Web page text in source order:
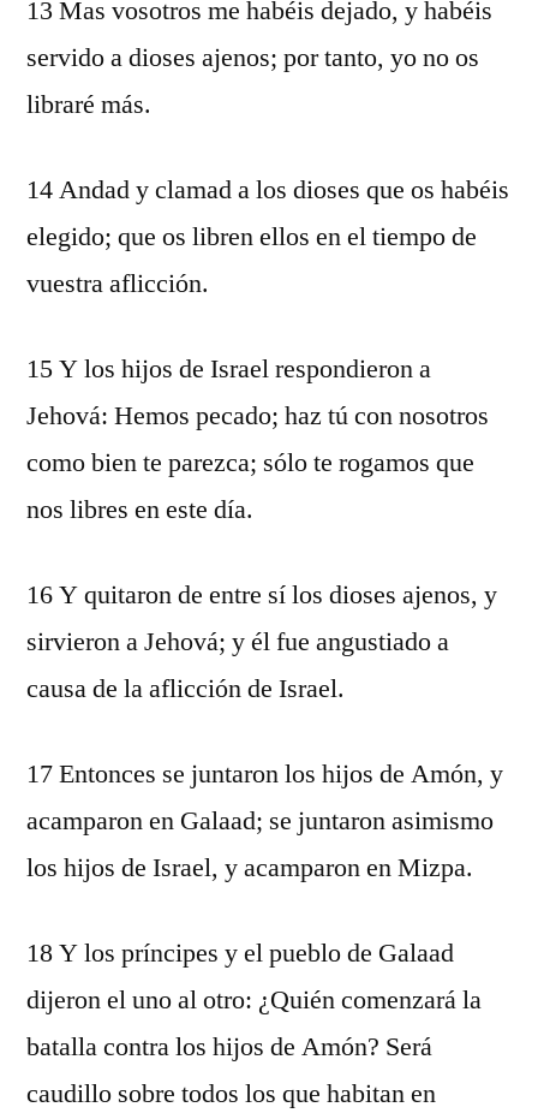
13 Mas vosotros me habéis dejado, y habéis
servido a dioses ajenos; por tanto, yo no os
libraré más.
14 Andad y clamad a los dioses que os habéis
elegido; que os libren ellos en el tiempo de
vuestra aflicción.
15 Y los hijos de Israel respondieron a
Jehová: Hemos pecado; haz tú con nosotros
como bien te parezca; sólo te rogamos que
nos libres en este día.
16 Y quitaron de entre sí los dioses ajenos, y
sirvieron a Jehová; y él fue angustiado a
causa de la aflicción de Israel.
17 Entonces se juntaron los hijos de Amón, y
acamparon en Galaad; se juntaron asimismo
los hijos de Israel, y acamparon en Mizpa.
18 Y los príncipes y el pueblo de Galaad
dijeron el uno al otro: ¿Quién comenzará la
batalla contra los hijos de Amón? Será
caudillo sobre todos los que habitan en